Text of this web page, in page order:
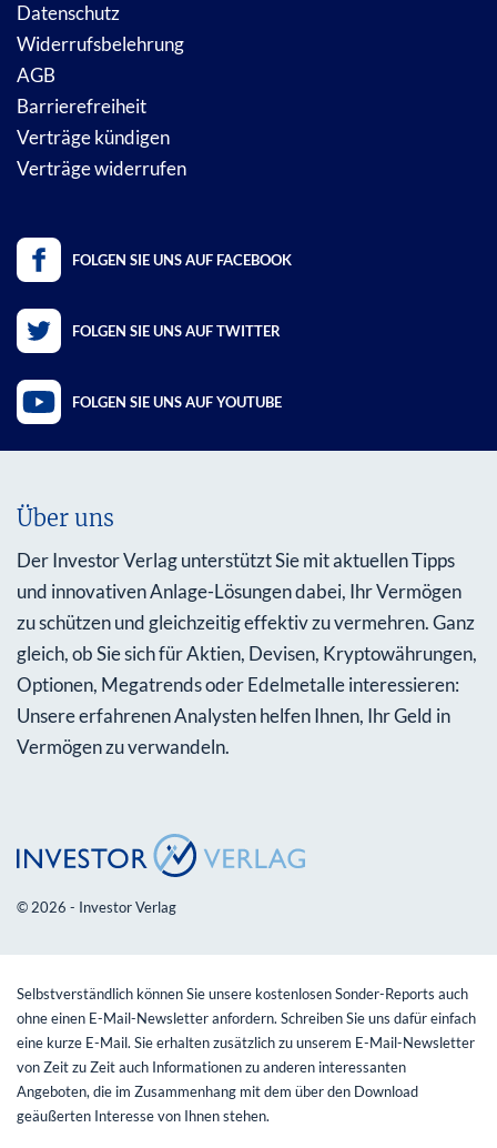
Datenschutz
Widerrufsbelehrung
AGB
Barrierefreiheit
Verträge kündigen
Verträge widerrufen
FOLGEN SIE UNS AUF FACEBOOK
FOLGEN SIE UNS AUF TWITTER
FOLGEN SIE UNS AUF YOUTUBE
Über uns
Der Investor Verlag unterstützt Sie mit aktuellen Tipps
und innovativen Anlage-Lösungen dabei, Ihr Vermögen
zu schützen und gleichzeitig effektiv zu vermehren. Ganz
gleich, ob Sie sich für Aktien, Devisen, Kryptowährungen,
Optionen, Megatrends oder Edelmetalle interessieren:
Unsere erfahrenen Analysten helfen Ihnen, Ihr Geld in
Vermögen zu verwandeln.
© 2026 - Investor Verlag
Selbstverständlich können Sie unsere kostenlosen Sonder-Reports auch
ohne einen E-Mail-Newsletter anfordern. Schreiben Sie uns dafür einfach
eine kurze E-Mail. Sie erhalten zusätzlich zu unserem E-Mail-Newsletter
von Zeit zu Zeit auch Informationen zu anderen interessanten
Angeboten, die im Zusammenhang mit dem über den Download
geäußerten Interesse von Ihnen stehen.